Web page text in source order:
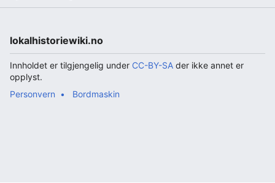
lokalhistoriewiki.no
Innholdet er tilgjengelig under CC-BY-SA der ikke annet er
opplyst.
Personvern
Bordmaskin